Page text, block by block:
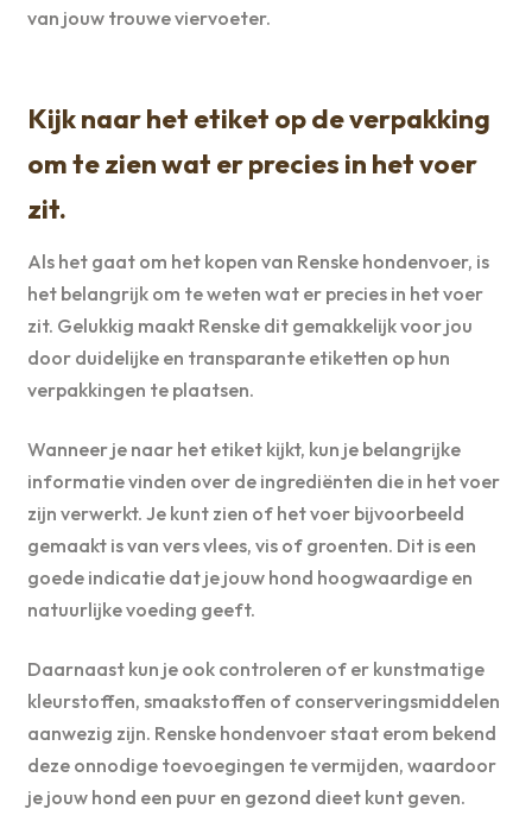
van jouw trouwe viervoeter.
Kijk naar het etiket op de verpakking
om te zien wat er precies in het voer
zit.
Als het gaat om het kopen van Renske hondenvoer, is
het belangrijk om te weten wat er precies in het voer
zit. Gelukkig maakt Renske dit gemakkelijk voor jou
door duidelijke en transparante etiketten op hun
verpakkingen te plaatsen.
Wanneer je naar het etiket kijkt, kun je belangrijke
informatie vinden over de ingrediënten die in het voer
zijn verwerkt. Je kunt zien of het voer bijvoorbeeld
gemaakt is van vers vlees, vis of groenten. Dit is een
goede indicatie dat je jouw hond hoogwaardige en
natuurlijke voeding geeft.
Daarnaast kun je ook controleren of er kunstmatige
kleurstoffen, smaakstoffen of conserveringsmiddelen
aanwezig zijn. Renske hondenvoer staat erom bekend
deze onnodige toevoegingen te vermijden, waardoor
je jouw hond een puur en gezond dieet kunt geven.